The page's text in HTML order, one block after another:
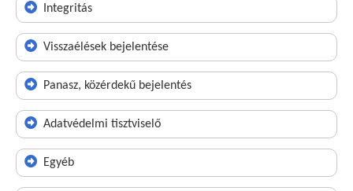
Integritás
Visszaélések bejelentése
Panasz, közérdekű bejelentés
Adatvédelmi tisztviselő
Egyéb